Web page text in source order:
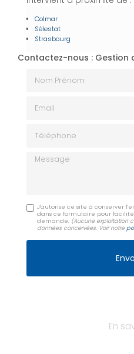
Colmar
Sélestat
Strasbourg
Contactez-nous : Gestion
Message
J'autorise ce site à conserver
dans ce formulaire pour
demande. (Aucune exploitation
données concervées. Voir notre
En